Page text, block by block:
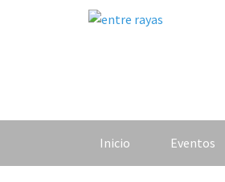
Inicio Eventos